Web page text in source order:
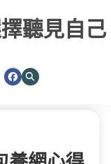
聽見自己